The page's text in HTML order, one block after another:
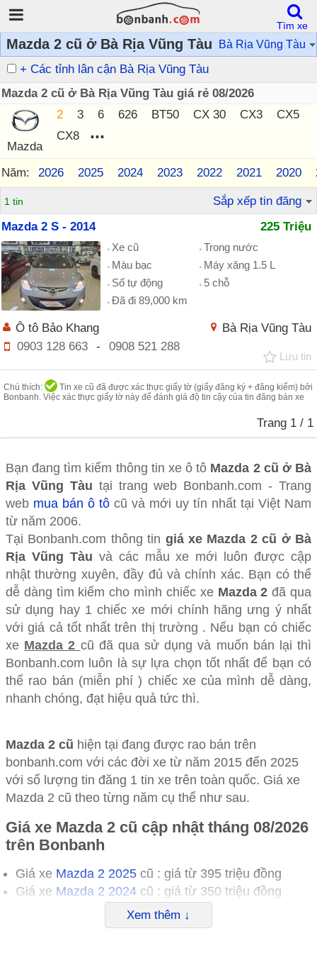
Mazda 2 cũ ở Bà Rịa Vũng Tàu Bà Rịa Vũng Tàu
+ Các tỉnh lân cận Bà Rịa Vũng Tàu
Mazda 2 cũ ở Bà Rịa Vũng Tàu giá rẻ 08/2026
Mazda
2 3 6 626 BT50 CX 30 CX3
CX5
CX8
...
Năm: 2026 2025 2024 2023 2022 2021 2020
1 tin
Sắp xếp tin đăng
Mazda 2 S - 2014
225 Triệu
Xe cũ
Trong nước
Màu bạc
Máy xăng 1.5 L
Số tự động
5 chỗ
Đã đi 89,000 km
Bà Rịa Vũng Tàu
Ô tô Bảo Khang
0903 128 663
- 0908 521 288
Lưu tin
Chú thích:
Tin xe cũ đã được xác thực giấy tờ (giấy đăng ký + đăng kiểm) bởi
Bonbanh. Việc xác thực giấy tờ này để đánh giá độ tin cậy của tin đăng bán xe
Trang 1 / 1
Bạn đang tìm kiếm thông tin xe ô tô Mazda 2 cũ ở Bà
Rịa Vũng Tàu tại trang web Bonbanh.com - Trang
web mua bán ô tô cũ và mới uy tín nhất tại Việt Nam
từ năm 2006.
Tại Bonbanh.com thông tin giá xe Mazda 2 cũ ở Bà
Rịa Vũng Tàu và các mẫu xe mới luôn được cập
nhật thường xuyên, đầy đủ và chính xác. Bạn có thể
dễ dàng tìm kiếm cho mình chiếc xe Mazda 2đã qua
sử dụng hay 1 chiếc xe mới chính hãng ưng ý nhất
với giá cả tốt nhất trên thị trường . Nếu bạn có chiếc
xe Mazda 2 cũ đã qua sử dụng và muốn bán lại thì
Bonbanh.com luôn là sự lựa chọn tốt nhất để bạn có
thể rao bán (miễn phí ) chiếc xe của mình dễ dàng,
nhanh chóng, đạt hiệu quả tức thì.
Mazda 2 cũ hiện tại đang được rao bán trên
bonbanh.com với các đời xe từ năm 2015 đến 2025
với số lượng tin đăng 1 tin xe trên toàn quốc. Giá xe
Mazda 2 cũ theo từng năm cụ thể như sau.
Giá xe Mazda 2 cũ cập nhật tháng 08/2026
trên Bonbanh
Giá xe Mazda 2 2025 cũ : giá từ 395 triệu đồng
Giá xe Mazda 2 2024 cũ : giá từ 350 triệu đồng
Mazda 2 2023
cũ : giá từ 335 triệu đồng
Mazda 2 2022cũ : giá từ 338 triệu đồng
Xem thêm ↓
Tìm xe